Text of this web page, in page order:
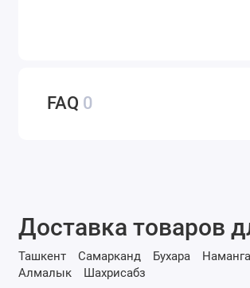
FAQ 0
Доставка товаров
Ташкент Самарканд Бухара
Алмалык
Шахрисабз